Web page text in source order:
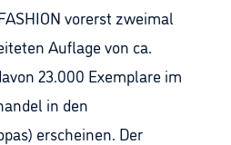
vorerst zweimal
Auflage von ca.
23.000 Exemplare im
in den
erscheinen. Der